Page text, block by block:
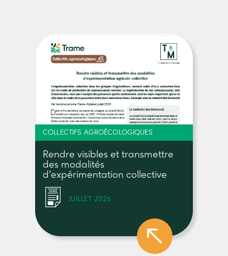
COLLECTIFS AGROÉCOLOGIQUES
Rendre visibles et transmettre
des modalités
d’expérimentation collective
JUILLET 2026